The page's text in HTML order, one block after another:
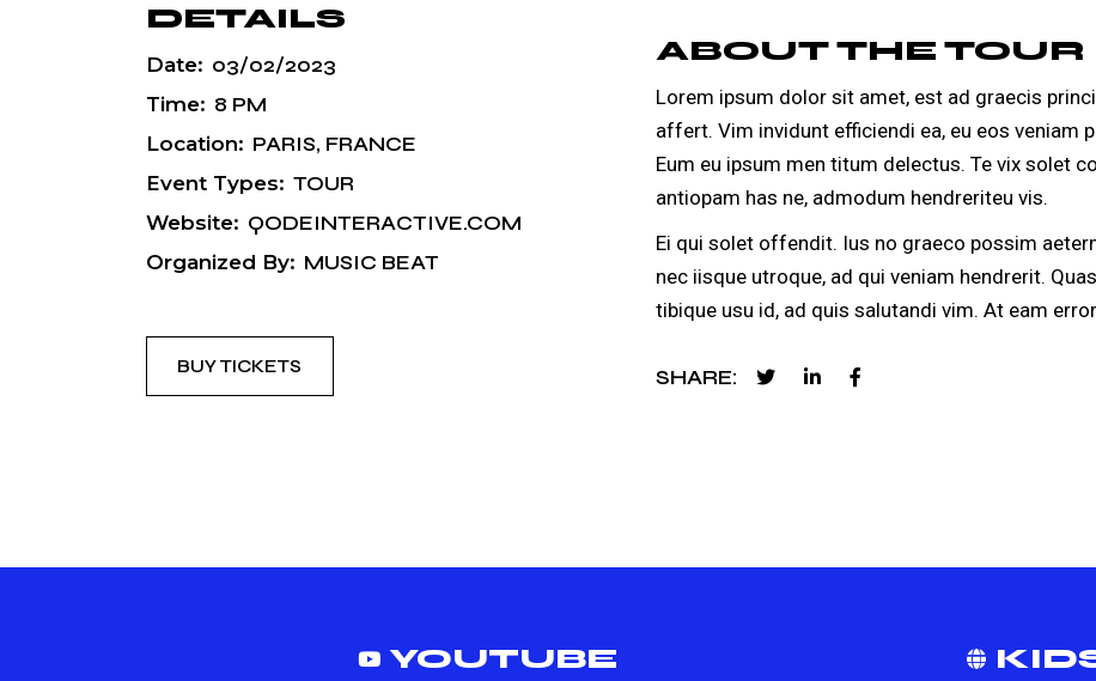
DETAILS
Date: 03/02/2023
Time: 8 PM
Location: PARIS, FRANCE
Event Types: TOUR
Website: QODEINTERACTIVE.COM
Organized By: MUSIC BEAT
BUY TICKETS
ABOUT THE TOUR
Lorem ipsum dolor sit amet, est ad graecis
affert. Vim invidunt efficiendi ea, eu eos veniam
Eum eu ipsum men titum delectus. Te vix solet
antiopam has ne, admodum hendreriteu vis.
Ei qui solet offendit. Ius no graeco possim
nec iisque utroque, ad qui veniam hendrerit.
tibique usu id, ad quis salutandi vim. At eam
SHARE
YOUTUBE